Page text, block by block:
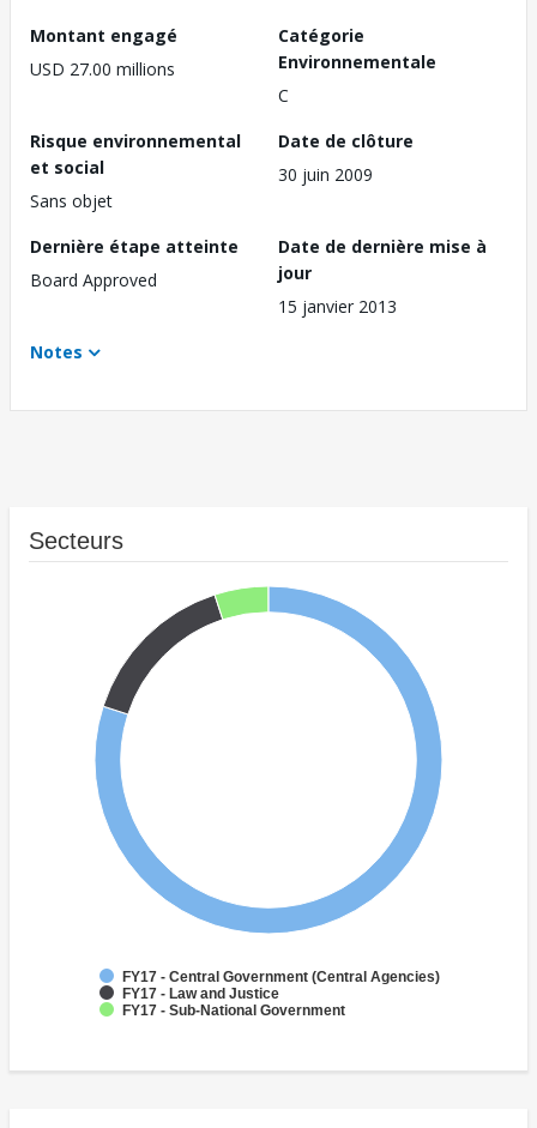
Montant engagé
USD 27.00 millions
Catégorie
Environnementale
C
Risque environnemental
et social
Sans objet
Date de clôture
30 juin 2009
Dernière étape atteinte
Board Approved
Date de dernière mise à
jour
15 janvier 2013
Notes
Secteurs
FY17 - Central Government (Central Agencies)
FY17 - Law and Justice
FY17 - Sub-National Government